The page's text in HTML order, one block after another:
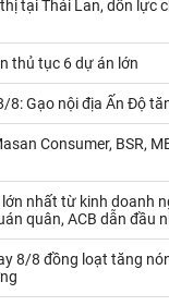
tại Thái Lan, dồn lực
thủ tục 6 dự án lớn
8: Gạo nội địa Ấn Độ
Consumer, BSR,
nhất từ kinh doanh
quân, ACB dẫn đầu
8/8 đồng loạt tăng